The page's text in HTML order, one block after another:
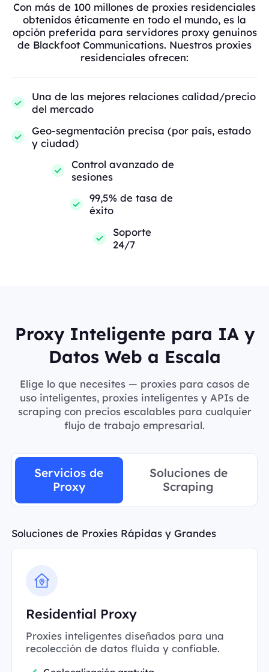
Con más de 100 millones de proxies residenciales
obtenidos éticamente en todo el mundo, es la
opción preferida para servidores proxy genuinos
de Blackfoot Communications. Nuestros proxies
residenciales ofrecen:
Una de las mejores relaciones calidad/precio
del mercado
Geo-segmentación precisa (por país, estado
y ciudad)
Control avanzado de
sesiones
99,5% de tasa de
éxito
Soporte
24/7
Proxy Inteligente para IA y
Datos Web a Escala
Elige lo que necesites — proxies para casos de
uso inteligentes, proxies inteligentes y APIs de
scraping con precios escalables para cualquier
flujo de trabajo empresarial.
Servicios de
Proxy
Soluciones de
Scraping
Soluciones de Proxies Rápidas y Grandes
Residential Proxy
Proxies inteligentes diseñados para una
recolección de datos fluida y confiable.